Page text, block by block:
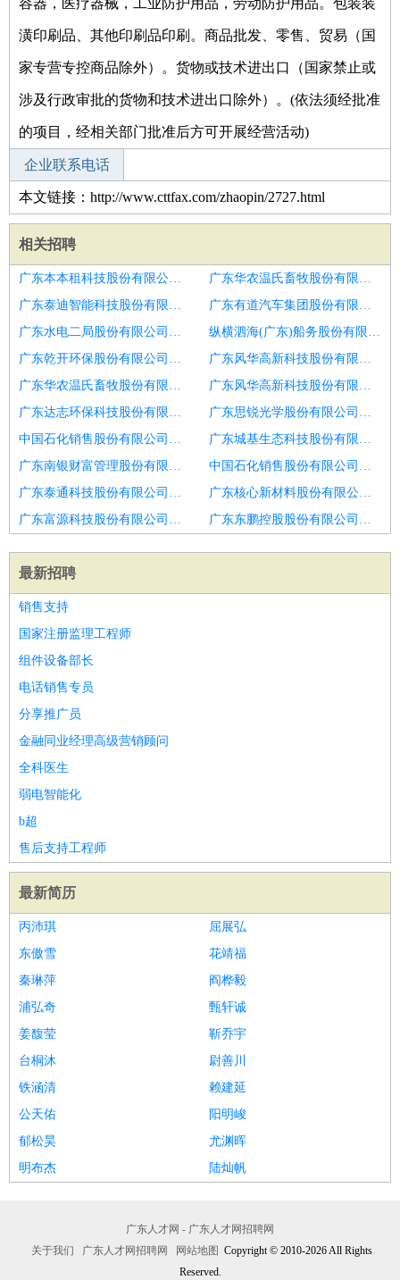
容器，医疗器械，工业防护用品，劳动防护用品。包装装
潢印刷品、其他印刷品印刷。商品批发、零售、贸易（国
家专营专控商品除外）。货物或技术进出口（国家禁止或
涉及行政审批的货物和技术进出口除外）。(依法须经批准
的项目，经相关部门批准后方可开展经营活动)
企业联系电话
本文链接：http://www.cttfax.com/zhaopin/2727.html
相关招聘
广东本本租科技股份有限公司招聘口腔医生全科
广东华农温氏畜牧股份有限公司开平苍城服务部招聘口腔执业医生
广东泰迪智能科技股份有限公司南宁分公司招聘内科全科医生
广东有道汽车集团股份有限公司番禺分公司招聘口腔助理医生
广东水电二局股份有限公司成都分公司招聘口腔助理医师
纵横泗海(广东)船务股份有限公司招聘全科医生
广东乾开环保股份有限公司招聘眼科医师
广东风华高新科技股份有限公司电子工程开发分公司招聘临床医生
广东华农温氏畜牧股份有限公司英州分公司招聘内
广东风华高新科技股份有限公司电子工程开发分公司招聘中西医结合
广东达志环保科技股份有限公司上海分公司招聘超声医生
广东思锐光学股份有限公司上海分公司招聘口腔医生
中国石化销售股份有限公司广东汕头红旗岭加油站招聘口腔全科执业或助理医师
广东城基生态科技股份有限公司宣城分公司招聘急招
广东南银财富管理股份有限公司惠州分公司招聘口腔医生,正畸医生,种植医生
中国石化销售股份有限公司广东广州花山加油站招聘正畸医生,口腔医生
广东泰通科技股份有限公司招聘医疗室医生
广东核心新材料股份有限公司招聘心血管内科医生
广东富源科技股份有限公司深圳分公司招聘整形外科医生
广东东鹏控股股份有限公司招聘招聘执业药师
最新招聘
销售支持
国家注册监理工程师
组件设备部长
电话销售专员
分享推广员
金融同业经理高级营销顾问
全科医生
弱电智能化
b超
售后支持工程师
最新简历
丙沛琪
屈展弘
东傲雪
花靖福
秦琳萍
阎桦毅
浦弘奇
甄轩诚
姜馥莹
靳乔宇
台桐沐
尉善川
铁涵清
赖建延
公天佑
阳明峻
郁松昊
尤渊晖
明布杰
陆灿帆
广东人才网 - 广东人才网招聘网
关于我们
广东人才网招聘网 网站地图 Copyright © 2010-2026 All Rights
Reserved.